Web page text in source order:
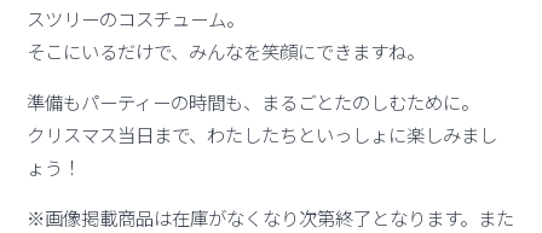
スツリーのコスチューム。
そこにいるだけで、みんなを笑顔にできますね。
準備もパーティーの時間も、まるごとたのしむために。
クリスマス当日まで、わたしたちといっしょに楽しみまし
ょう！
※画像掲載商品は在庫がなくなり次第終了となります。また